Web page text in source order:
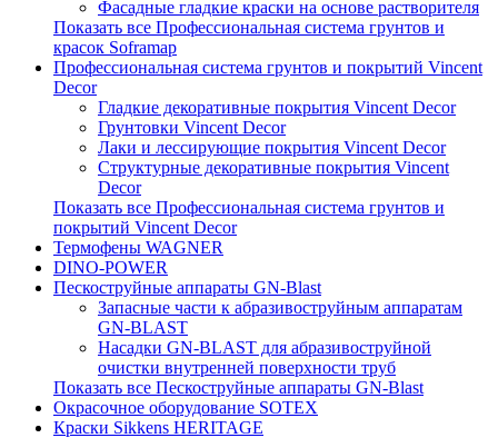
Фасадные гладкие краски на основе растворителя
Показать все Профессиональная система грунтов и
красок Soframap
Профессиональная система грунтов и покрытий Vincent
Decor
Гладкие декоративные покрытия Vincent Decor
Грунтовки Vincent Decor
Лаки и лессирующие покрытия Vincent Decor
Структурные декоративные покрытия Vincent
Decor
Показать все Профессиональная система грунтов и
покрытий Vincent Decor
Термофены WAGNER
DINO-POWER
Пескоструйные аппараты GN-Blast
Запасные части к абразивоструйным аппаратам
GN-BLAST
Насадки GN-BLAST для абразивоструйной
очистки внутренней поверхности труб
Показать все Пескоструйные аппараты GN-Blast
Окрасочное оборудование SOTEX
Краски Sikkens HERITAGE